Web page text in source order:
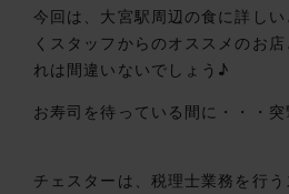
今回は、大宮駅周辺の食に詳し
くスタッフからのオススメのお
れは間違いないでしょう♪
お寿司を待っている間に・・・
チェスターは、税理士業務を行